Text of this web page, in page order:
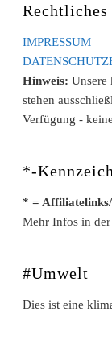
Rechtliches
IMPRESSUM
Hinweis: Unsere
stehen
Verfügung -
*-
* =
Mehr Infos in
#Umwelt
Dies ist eine